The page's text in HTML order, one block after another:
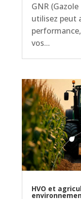
GNR
utilisez peut
vos...
HVO et